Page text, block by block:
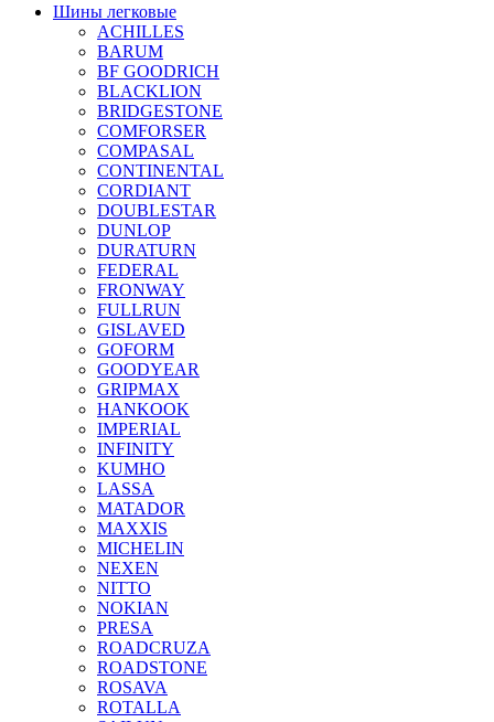
Шины легковые
ACHILLES
BARUM
BF GOODRICH
BLACKLION
BRIDGESTONE
COMFORSER
COMPASAL
CONTINENTAL
CORDIANT
DOUBLESTAR
DUNLOP
DURATURN
FEDERAL
FRONWAY
FULLRUN
GISLAVED
GOFORM
GOODYEAR
GRIPMAX
HANKOOK
IMPERIAL
INFINITY
KUMHO
LASSA
MATADOR
MAXXIS
MICHELIN
NEXEN
NITTO
NOKIAN
PRESA
ROADCRUZA
ROADSTONE
ROSAVA
ROTALLA